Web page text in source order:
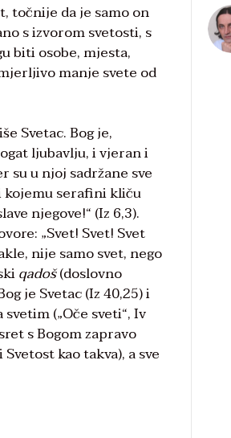
točnije da je samo on
s izvorom svetosti, s
biti osobe, mjesta,
manje svete od
Svetac. Bog je,
ljubavlju, i vjeran i
su u njoj sadržane sve
kojemu serafini kliču
njegove!“ (Iz 6,3).
„Svet! Svet! Svet
nije samo svet, nego
qadoš(doslovno
je Svetac (Iz 40,25) i
(„Oče sveti“, Iv
s Bogom zapravo
kao takva), a sve